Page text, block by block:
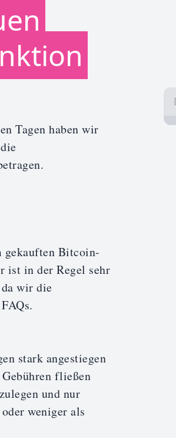
Tagen haben wir
gekauften Bitcoin-
ist in der Regel sehr
wir die
stark angestiegen
fließen
und nur
weniger als